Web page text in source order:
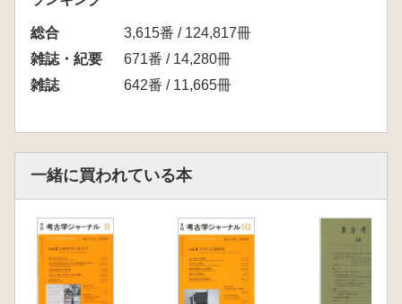
九州地方の岩偶について/寒川 朋枝
■ 考古アカデミックレポート
戦時下の日本における「みづら」と古代/林 み
ちこ
総合
3,615番 / 124,817冊
雑誌・紀要
671番 / 14,280冊
雑誌
642番 / 11,665冊
一緒に買われている本